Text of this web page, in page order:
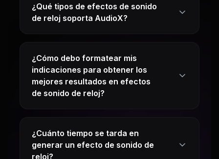
¿Qué tipos de efectos de sonido
de reloj soporta AudioX?
¿Cómo debo formatear mis
indicaciones para obtener los
mejores resultados en efectos
de sonido de reloj?
¿Cuánto tiempo se tarda en
generar un efecto de sonido de
reloj?